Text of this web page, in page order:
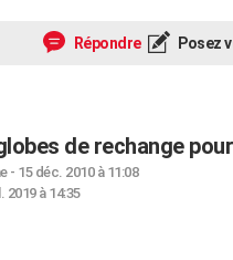
Répondre Posez
de rechange
- 15 déc. 2010 à 11:08
2019 à 14:35